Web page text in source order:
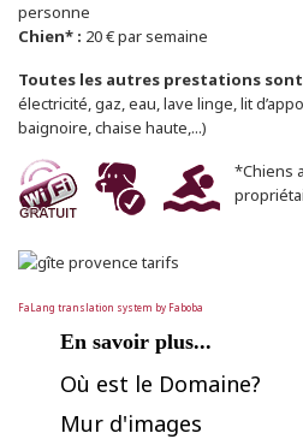
personne
Chien* : 20 € par semaine
Toutes les autres prestations
électricité, gaz, eau, lave linge, lit
baignoire, chaise haute,...)
*Chiens
FaLang translation system by Faboba
En savoir plus...
Où est le Domaine?
Mur d'images